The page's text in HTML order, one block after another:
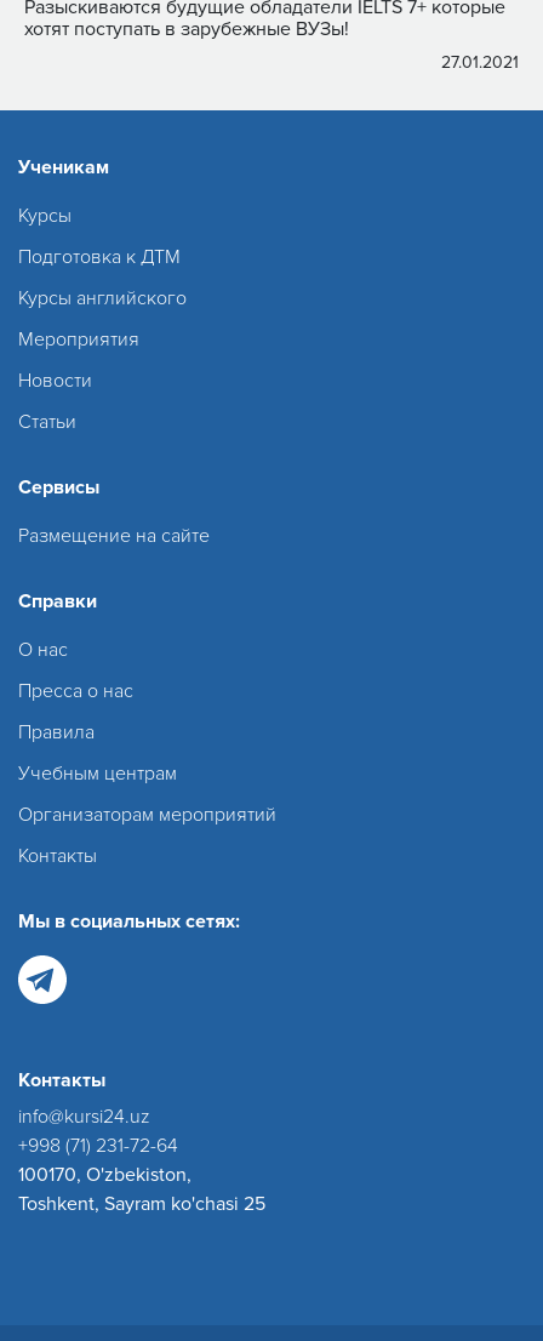
Разыскиваются будущие обладатели IELTS 7+ которые
хотят поступать в зарубежные ВУЗы!
27.01.2021
Ученикам
Курсы
Подготовка к ДТМ
Курсы английского
Мероприятия
Новости
Статьи
Сервисы
Размещение на сайте
Справки
О нас
Пресса о нас
Правила
Учебным центрам
Организаторам мероприятий
Контакты
Мы в социальных сетях:
Контакты
info@kursi24.uz
+998 (71) 231-72-64
100170, O'zbekiston,
Toshkent, Sayram ko'chasi 25